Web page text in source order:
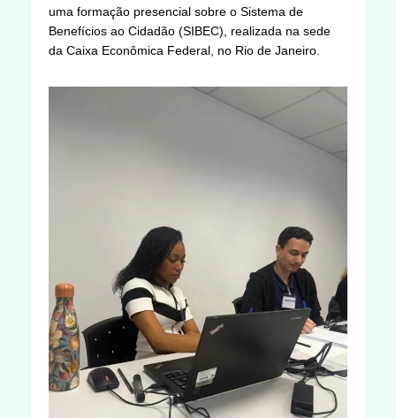
uma formação presencial sobre o Sistema de
Benefícios ao Cidadão (SIBEC), realizada na sede
da Caixa Econômica Federal, no Rio de Janeiro.